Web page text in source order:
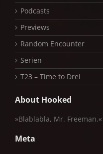
Podcasts
Previews
Random Encounter
Serien
T23 – Time to Drei
About Hooked
»Blablabla, Mr. Freeman.«
Meta